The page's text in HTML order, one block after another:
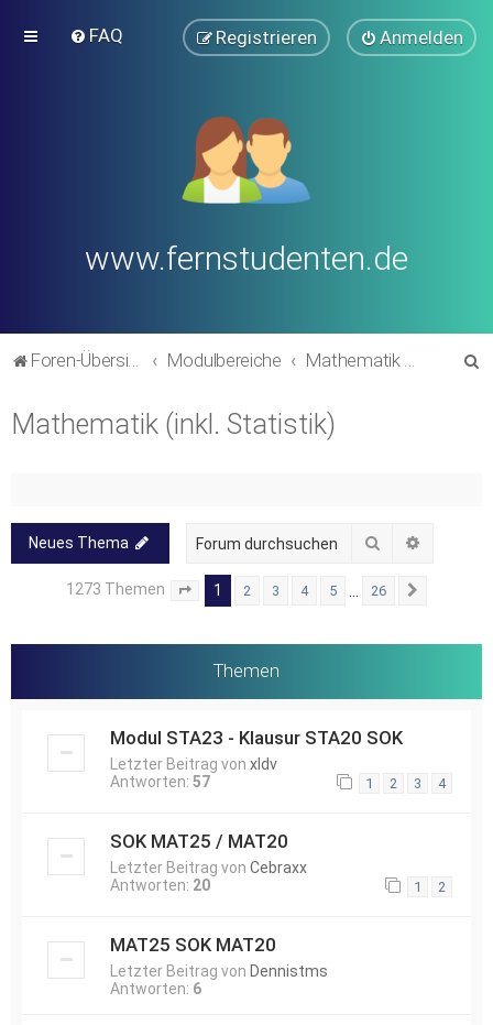
FAQ Anmelden
Registrieren
www.fernstudenten.de
Foren-Übersicht Modulbereiche Mathematik (inkl. Statistik)
Mathematik (inkl. Statistik)
Neues Thema Suche
1273 Themen Seite von 26
1 2 3 4 5 26
Themen
Modul STA23 - Klausur STA20 SOK
Letzter Beitrag von xldv
Antworten: 57 1 2 3 4
SOK MAT25 / MAT20
Letzter Beitrag von Cebraxx
Antworten: 20 1 2
MAT25 SOK MAT20
Letzter Beitrag von Dennistms
Antworten: 6